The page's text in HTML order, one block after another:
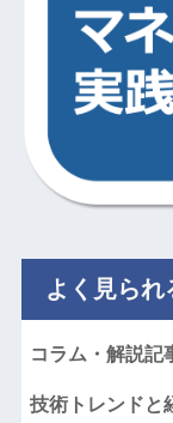
よく見られ
コラム・解説記
技術トレンドと